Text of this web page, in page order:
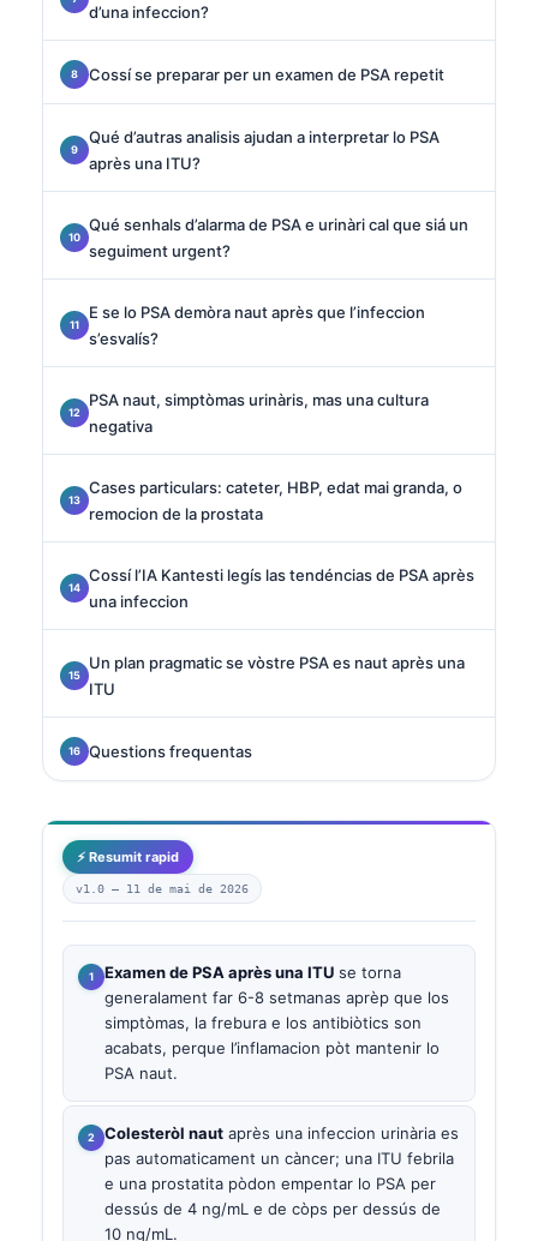
d’una infeccion?
Cossí se preparar per un examen de PSA repetit
Qué d’autras analisis ajudan a interpretar lo PSA
après una ITU?
Qué senhals d’alarma de PSA e urinàri cal que siá un
seguiment urgent?
E se lo PSA demòra naut après que l’infeccion
s’esvalís?
PSA naut, simptòmas urinàris, mas una cultura
negativa
Cases particulars: cateter, HBP, edat mai granda, o
remocion de la prostata
Cossí l’IA Kantesti legís las tendéncias de PSA après
una infeccion
Un plan pragmatic se vòstre PSA es naut après una
ITU
Questions frequentas
⚡ Resumit rapid
v1.0 — 11 de mai de 2026
Examen de PSA après una ITU se torna
generalament far 6-8 setmanas aprèp que los
simptòmas, la frebura e los antibiòtics son
acabats, perque l’inflamacion pòt mantenir lo
PSA naut.
Colesteròl naut après una infeccion urinària es
pas automaticament un càncer; una ITU febrila
e una prostatita pòdon empentar lo PSA per
dessús de 4 ng/mL e de còps per dessús de
10 ng/mL.